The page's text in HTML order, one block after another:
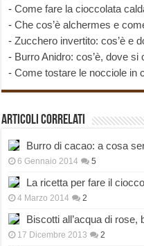
-Come fare la cioccolata
-Che cos’è alchermes e
-Zucchero invertito: cos’è e
- Burro Anidro: cos’è, dove
-Come tostare le nocciole in
Articoli correlati
Burro di cacao: a cosa
6 Gennaio 2014 5
La ricetta per fare il
4 Marzo 2014 2
Biscotti all’acqua di rose,
17 Dicembre 2013 2